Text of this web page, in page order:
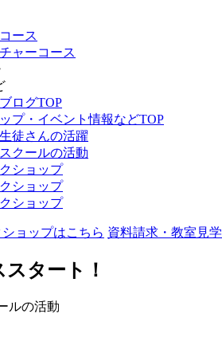
ース
ャーコース
ログTOP
プ・イベント情報などTOP
徒さんの活躍
クールの活動
ショップ
ショップ
ショップ
ショップはこちら 資料請求・教室見
タート！
ルの活動